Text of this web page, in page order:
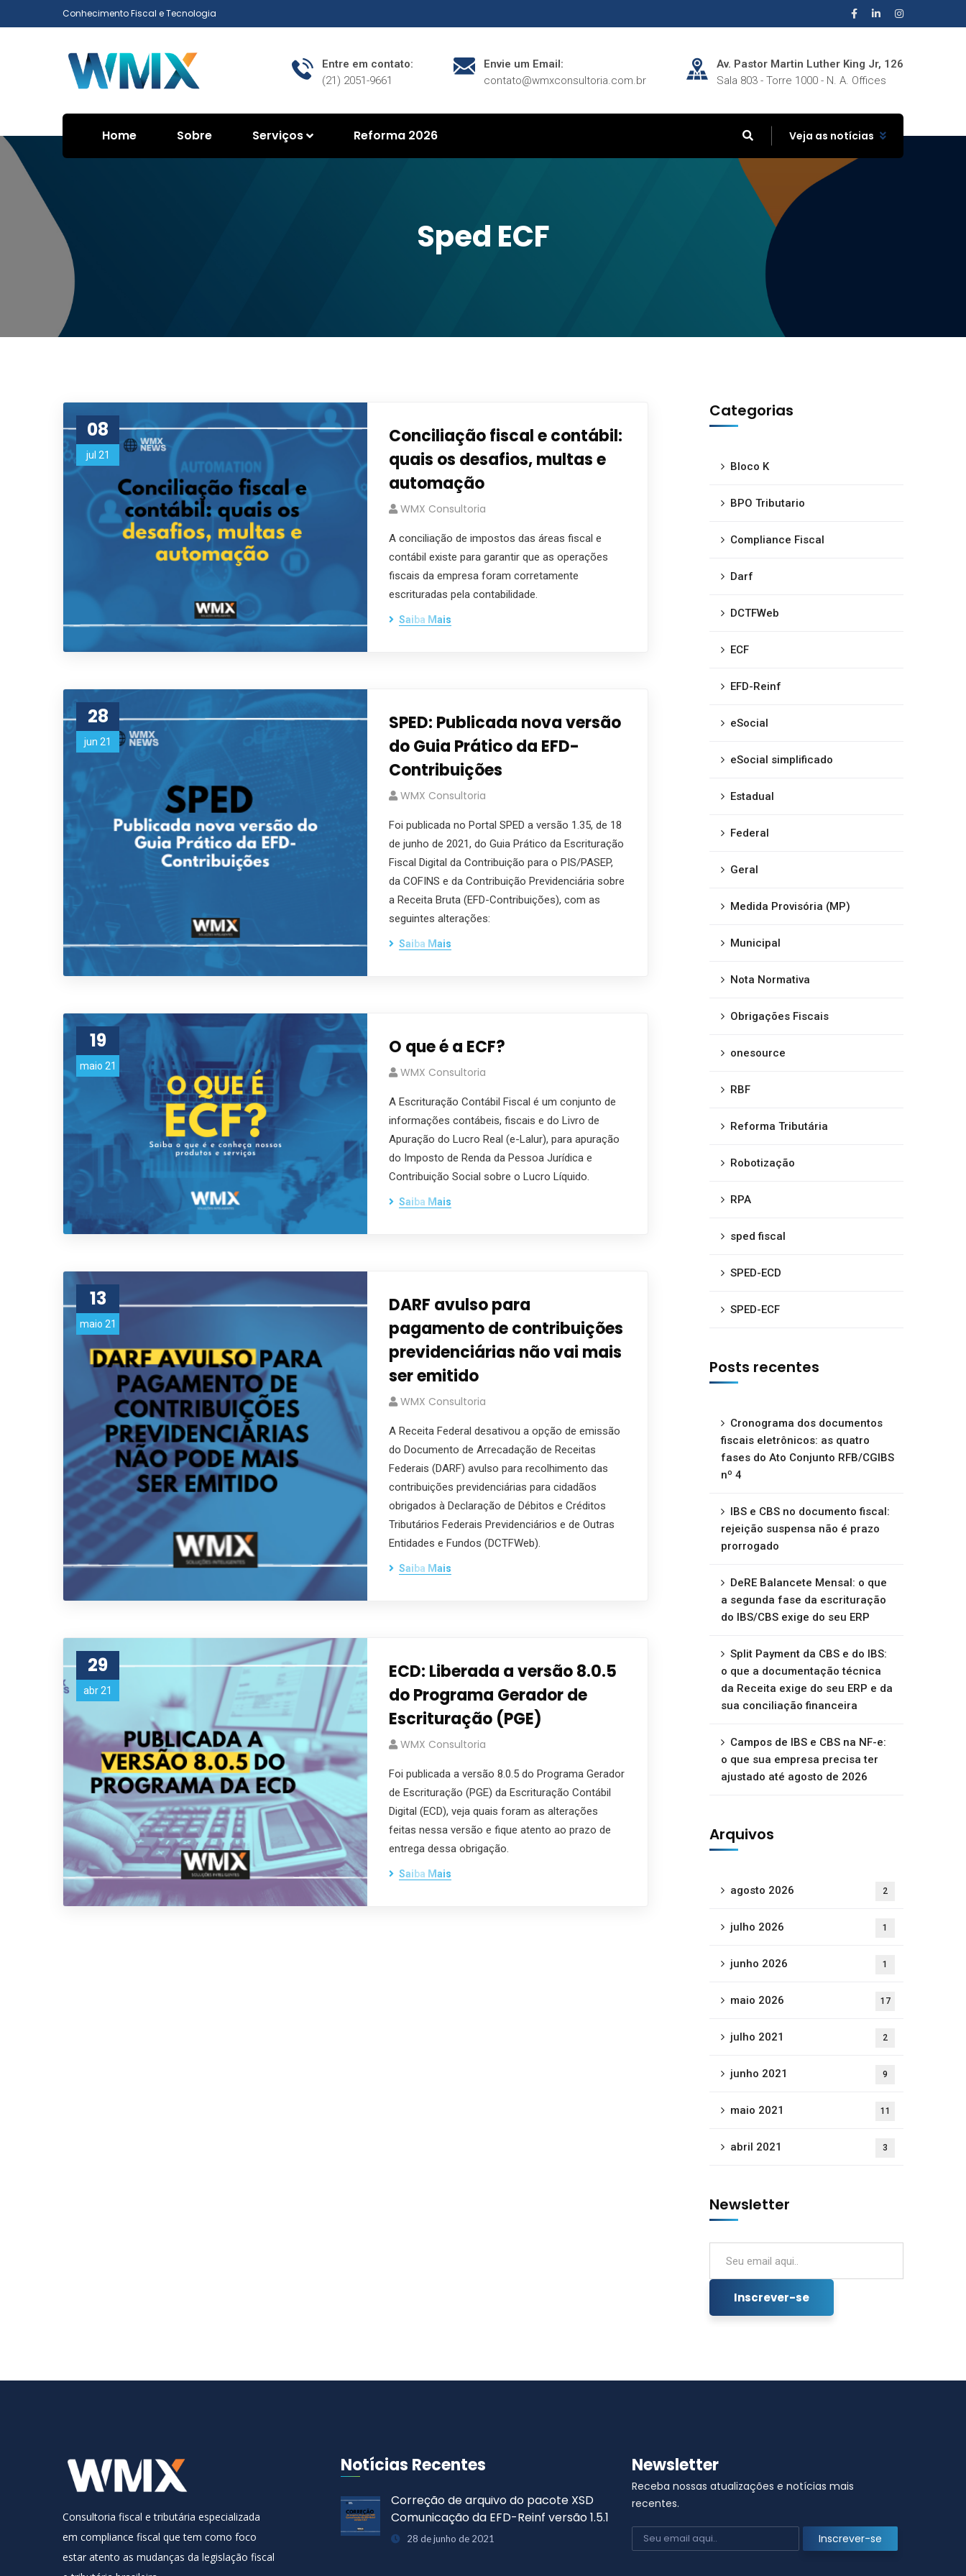
Conhecimento Fiscal e Tecnologia
Entre em contato:
(21) 2051-9661
Envie um Email:
contato@wmxconsultoria.com.br
Av. Pastor Martin Luther King Jr, 126
Sala 803 - Torre 1000 - N. A. Offices
Home Sobre Serviços Reforma 2026 Veja as notícias
Sped ECF
08
jul 21
Conciliação fiscal e contábil:
quais os desafios, multas e
automação
WMX Consultoria
A conciliação de impostos das áreas fiscal e
contábil existe para garantir que as operações
fiscais da empresa foram corretamente
escrituradas pela contabilidade.
Saiba Mais
28
jun 21
SPED: Publicada nova versão
do Guia Prático da EFD-
Contribuições
WMX Consultoria
Foi publicada no Portal SPED a versão 1.35, de 18
de junho de 2021, do Guia Prático da Escrituração
Fiscal Digital da Contribuição para o PIS/PASEP,
da COFINS e da Contribuição Previdenciária sobre
a Receita Bruta (EFD-Contribuições), com as
seguintes alterações:
Saiba Mais
19
maio 21
O que é a ECF?
WMX Consultoria
A Escrituração Contábil Fiscal é um conjunto de
informações contábeis, fiscais e do Livro de
Apuração do Lucro Real (e-Lalur), para apuração
do Imposto de Renda da Pessoa Jurídica e
Contribuição Social sobre o Lucro Líquido.
Saiba Mais
13
maio 21
DARF avulso para
pagamento de contribuições
previdenciárias não vai mais
ser emitido
WMX Consultoria
A Receita Federal desativou a opção de emissão
do Documento de Arrecadação de Receitas
Federais (DARF) avulso para recolhimento das
contribuições previdenciárias para cidadãos
obrigados à Declaração de Débitos e Créditos
Tributários Federais Previdenciários e de Outras
Entidades e Fundos (DCTFWeb).
Saiba Mais
29
abr 21
ECD: Liberada a versão 8.0.5
do Programa Gerador de
Escrituração (PGE)
WMX Consultoria
Foi publicada a versão 8.0.5 do Programa Gerador
de Escrituração (PGE) da Escrituração Contábil
Digital (ECD), veja quais foram as alterações
feitas nessa versão e fique atento ao prazo de
entrega dessa obrigação.
Saiba Mais
Categorias
Bloco K
BPO Tributario
Compliance Fiscal
Darf
DCTFWeb
ECF
EFD-Reinf
eSocial
eSocial simplificado
Estadual
Federal
Geral
Medida Provisória (MP)
Municipal
Nota Normativa
Obrigações Fiscais
onesource
RBF
Reforma Tributária
Robotização
RPA
sped fiscal
SPED-ECD
SPED-ECF
Posts recentes
Cronograma dos documentos
fiscais eletrônicos: as quatro
fases do Ato Conjunto RFB/CGIBS
nº 4
IBS e CBS no documento fiscal:
rejeição suspensa não é prazo
prorrogado
DeRE Balancete Mensal: o que
a segunda fase da escrituração
do IBS/CBS exige do seu ERP
Split Payment da CBS e do IBS:
o que a documentação técnica
da Receita exige do seu ERP e da
sua conciliação financeira
Campos de IBS e CBS na NF-e:
o que sua empresa precisa ter
ajustado até agosto de 2026
Arquivos
agosto 2026 2
julho 2026 1
junho 2026 1
maio 2026 17
julho 2021 2
junho 2021 9
maio 2021 11
abril 2021 3
Newsletter
Consultoria fiscal e tributária especializada
em compliance fiscal que tem como foco
estar atento as mudanças da legislação fiscal
Notícias Recentes
Comunicação da EFD-Reinf versão 1.5.1
28 de junho de 2021
CNIS passa por manutenção
programada para atualização da nova
versão do eSocial
28 de junho de 2021
Newsletter
Receba nossas atualizações e notícias mais
recentes.